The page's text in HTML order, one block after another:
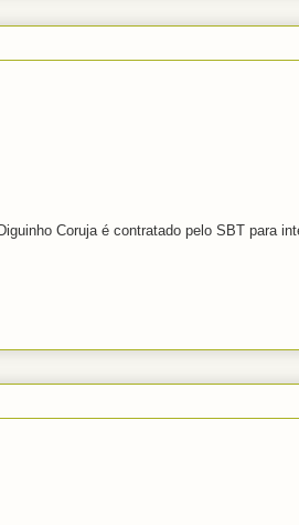
Coruja é contratado pelo SBT para